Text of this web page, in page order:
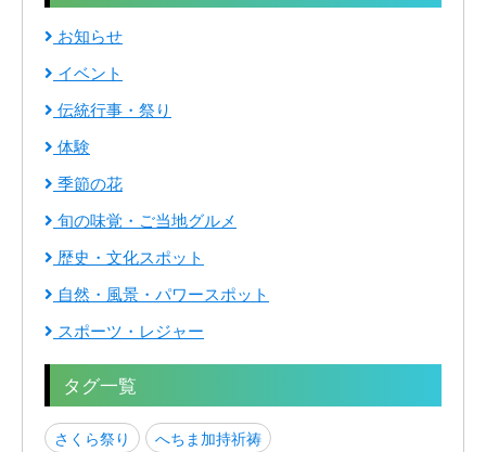
お知らせ
イベント
伝統行事・祭り
体験
季節の花
旬の味覚・ご当地グルメ
歴史・文化スポット
自然・風景・パワースポット
スポーツ・レジャー
タグ一覧
さくら祭り
へちま加持祈祷